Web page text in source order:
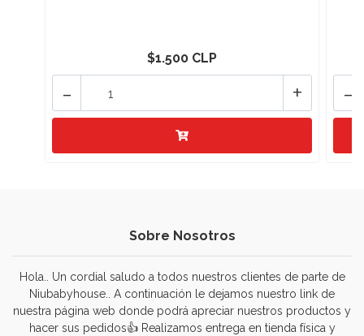
$1.500 CLP
+
- -
Sobre Nosotros
Hola.. Un cordial saludo a todos nuestros clientes de parte de
Niubabyhouse.. A continuación le dejamos nuestro link de
nuestra página web donde podrá apreciar nuestros productos y
hacer sus pedidos👍 Realizamos entrega en tienda física y